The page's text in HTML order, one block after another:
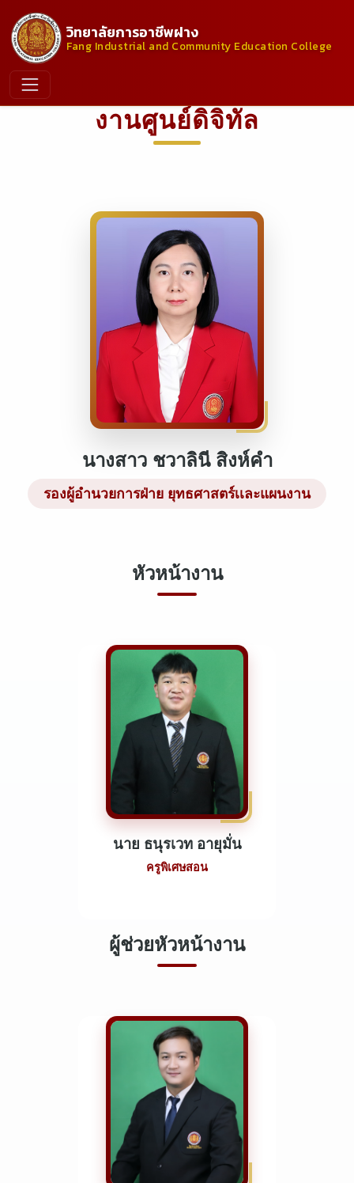
วิทยาลัยการอาชีพฝาง
Fang Industrial and Community Education College
งานศูนย์ดิจิทัล
นางสาว ชวาลินี สิงห์คำ
รองผู้อำนวยการฝ่าย ยุทธศาสตร์เเละแผนงาน
หัวหน้างาน
นาย ธนุรเวท อายุมั่น
ครูพิเศษสอน
ผู้ช่วยหัวหน้างาน